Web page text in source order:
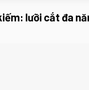
lưỡi cắt đa